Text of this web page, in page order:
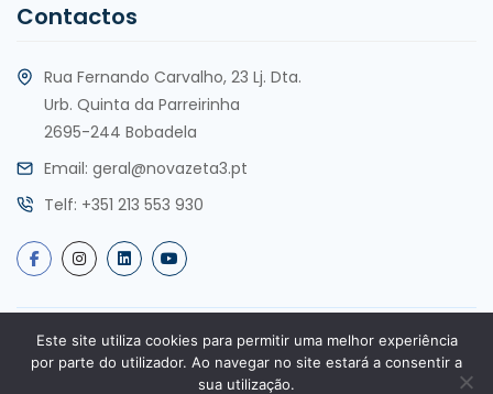
Contactos
Rua Fernando Carvalho, 23 Lj. Dta.
Urb. Quinta da Parreirinha
2695-244 Bobadela
Email: geral@novazeta3.pt
Telf: +351 213 553 930
Copyright @2025 por Nova Zeta 3, Lda. Todos os direitos
reservados. Desenvolvimento por
Este site utiliza cookies para permitir uma melhor experiência
por parte do utilizador. Ao navegar no site estará a consentir a
sua utilização.